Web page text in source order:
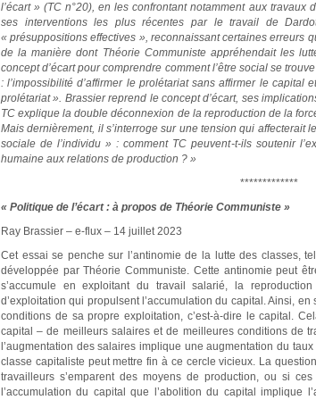
l’écart » (TC n°20), en les confrontant notamment aux
ses interventions les plus récentes par le travail de
« présuppositions effectives », reconnaissant certaines erreurs
de la manière dont Théorie Communiste appréhendait les
concept d’écart pour comprendre comment l’être social se
: l’impossibilité d’affirmer le prolétariat sans affirmer le capital
prolétariat ». Brassier reprend le concept d’écart, ses
TC explique la double déconnexion de la reproduction de la
Mais dernièrement, il s’interroge sur une tension qui affecterait
sociale de l’individu » : comment TC peuvent-t-ils soutenir
humaine aux relations de production ? »
*************
« Politique de l’écart : à propos de Théorie Communiste »
Ray Brassier – e-flux – 14 juillet 2023
Cet essai se penche sur l’antinomie de la lutte des classes,
développée par Théorie Communiste. Cette antinomie peut
s’accumule en exploitant du travail salarié, la
d’exploitation qui propulsent l’accumulation du capital. Ainsi,
conditions de sa propre exploitation, c’est-à-dire le capital.
capital – de meilleurs salaires et de meilleures conditions de
l’augmentation des salaires implique une augmentation du
classe capitaliste peut mettre fin à ce cercle vicieux. La
travailleurs s’emparent des moyens de production, ou si
l’accumulation du capital que l’abolition du capital implique